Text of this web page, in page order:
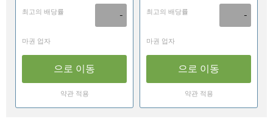
최고의 배당률 -
마권 업자
으로 이동
약관 적용
최고의 배당률 -
마권 업자
으로 이동
약관 적용